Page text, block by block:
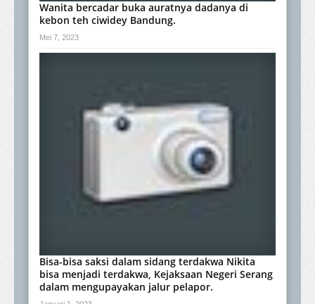
Wanita bercadar buka auratnya dadanya di
kebon teh ciwidey Bandung.
Mei 7, 2023
Bisa-bisa saksi dalam sidang terdakwa Nikita
bisa menjadi terdakwa, Kejaksaan Negeri Serang
dalam mengupayakan jalur pelapor.